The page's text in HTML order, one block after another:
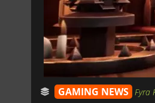
GAMING NEWS Fyra